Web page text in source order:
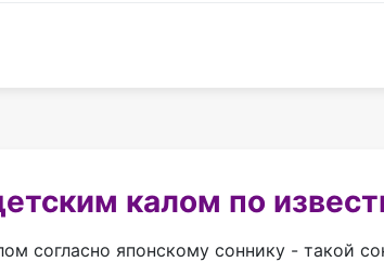
калом по
согласно японскому соннику - такой